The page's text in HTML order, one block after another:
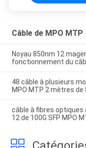
Câble de MPO MTP
Noyau 850nm 12
fonctionnement du
48 câble à plusieurs
MPO MTP 2 mètres de
câble à fibres optiques
12 de 100G SFP MPO